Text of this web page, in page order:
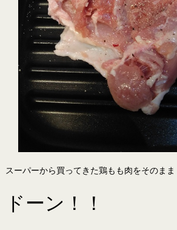
スーパーから買ってきた鶏もも肉をそのまま
ドーン！！